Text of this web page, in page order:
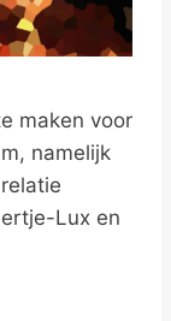
maken voor
namelijk
Lux en